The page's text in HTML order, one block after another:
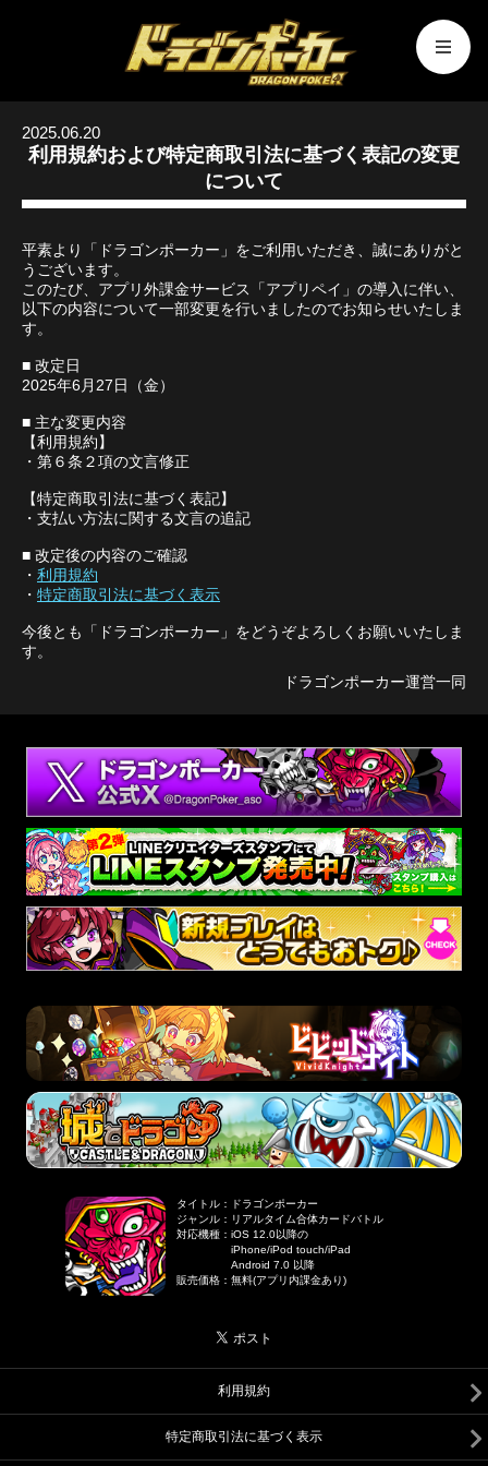
2025.06.20
利用規約および特定商取引法に基づく表記の変更
について
平素より「ドラゴンポーカー」をご利用いただき、誠にありがと
うございます。
このたび、アプリ外課金サービス「アプリペイ」の導入に伴い、
以下の内容について一部変更を行いましたのでお知らせいたしま
す。
■ 改定日
2025年6月27日（金）
■ 主な変更内容
【利用規約】
・第６条２項の文言修正
【特定商取引法に基づく表記】
・支払い方法に関する文言の追記
■ 改定後の内容のご確認
・ 利用規約
・ 特定商取引法に基づく表示
今後とも「ドラゴンポーカー」をどうぞよろしくお願いいたしま
す。
ドラゴンポーカー運営一同
タイトル ：
ドラゴンポーカー
ジャンル ： リアルタイム合体カードバトル
対応機種 ：iOS 12.0以降の
iPhone/iPod touch/iPad
Android 7.0 以降
販売価格 ：無料(アプリ内課金あり)
利用規約
特定商取引法に基づく表示